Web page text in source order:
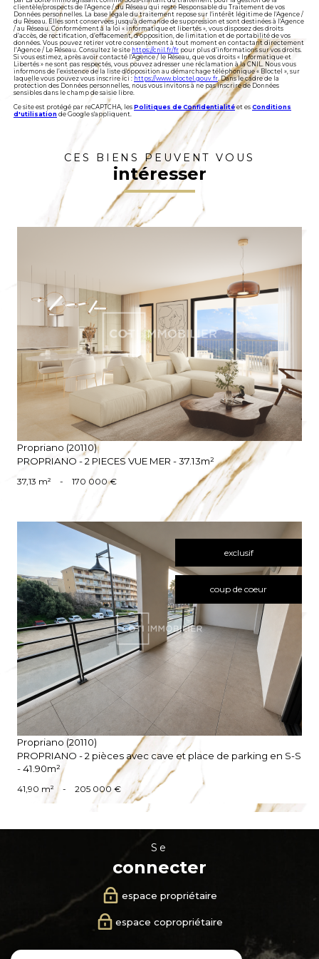
clientèle/prospects de l'Agence / du Réseau qui reste Responsable du Traitement de vos
Données personnelles. La base légale du traitement repose sur l'intérêt légitime de l'Agence /
du Réseau. Elles sont conservées jusqu'à demande de suppression et sont destinées à l'Agence
/ au Réseau. Conformément à la loi « informatique et libertés », vous disposez des droits
d’accès, de rectification, d’effacement, d’opposition, de limitation et de portabilité de vos
données. Vous pouvez retirer votre consentement à tout moment en contactant directement
l’Agence / Le Réseau. Consultez le site https://cnil.fr/fr pour plus d’informations sur vos droits.
Si vous estimez, après avoir contacté l'Agence / le Réseau, que vos droits « Informatique et
Libertés » ne sont pas respectés, vous pouvez adresser une réclamation à la CNIL. Nous vous
informons de l’existence de la liste d'opposition au démarchage téléphonique « Bloctel », sur
laquelle vous pouvez vous inscrire ici : https://www.bloctel.gouv.fr. Dans le cadre de la
protection des Données personnelles, nous vous invitons à ne pas inscrire de Données
sensibles dans le champ de saisie libre.
Ce site est protégé par reCAPTCHA, les Politiques de Confidentialitéet es Conditions
d'utilisation de Google s'appliquent.
CES BIENS PEUVENT VOUS
intéresser
VOIR LE BIEN
Propriano (20110)
PROPRIANO - 2 PIECES VUE MER - 37.13m²
37,13 m² - 170 000 €
exclusif
coup de coeur
VOIR LE BIEN
Propriano (20110)
PROPRIANO - 2 pièces avec cave et place de parking en S-S
- 41.90m²
41,90 m² - 205 000 €
se
connecter
espace propriétaire
espace copropriétaire